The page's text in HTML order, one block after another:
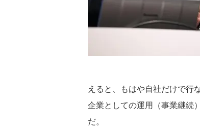
えると、もはや自社だけで行
企業としての運用（事業継続
だ。